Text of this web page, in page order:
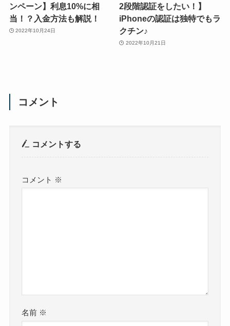
ンペーン】利息10%に相
当！？入金方法も解説！
2022年10月24日
2段階認証をしたい！】
iPhoneの認証は独特でもラ
クチン♪
2022年10月21日
コメント
コメントする
コメント ※
名前 ※